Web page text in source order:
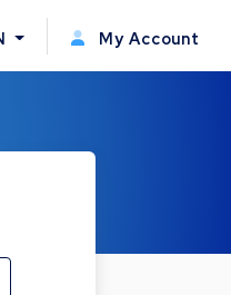
My Account